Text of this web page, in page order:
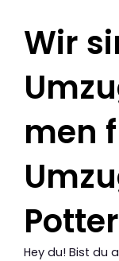
Wir
men
Hey du! Bist du